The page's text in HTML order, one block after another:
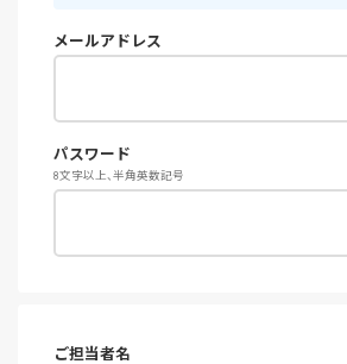
メールアドレス
パスワード
8文字以上、半角英数記号
ご担当者名